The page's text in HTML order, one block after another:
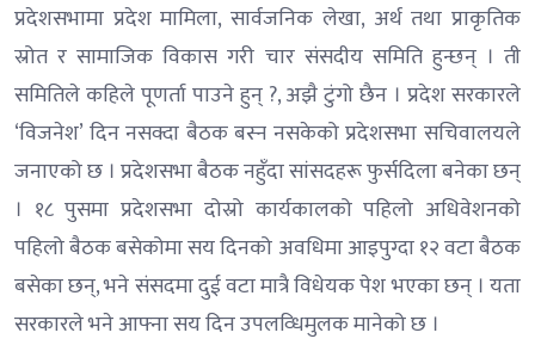
प्रदेशसभामा प्रदेश मामिला, सार्वजनिक लेखा, अर्थ तथा प्राकृतिक
स्रोत र सामाजिक विकास गरी चार संसदीय समिति हुन्छन् । ती
समितिले कहिले पूणर्ता पाउने हुन् ?, अझै टुंगो छैन । प्रदेश सरकारले
‘विजनेश’ दिन नसक्दा बैठक बस्न नसकेको प्रदेशसभा सचिवालयले
जनाएको छ । प्रदेशसभा बैठक नहुँदा सांसदहरू फुर्सदिला बनेका छन्
। १८ पुसमा प्रदेशसभा दोस्रो कार्यकालको पहिलो अधिवेशनको
पहिलो बैठक बसेकोमा सय दिनको अवधिमा आइपुग्दा १२ वटा बैठक
बसेका छन्, भने संसदमा दुई वटा मात्रै विधेयक पेश भएका छन् । यता
सरकारले भने आफ्ना सय दिन उपलव्धिमुलक मानेको छ ।